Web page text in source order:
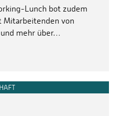
Lunch bot zudem
Mitarbeitenden von
mehr über…